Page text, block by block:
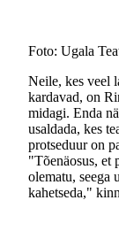
Foto: Ugala
Neile, kes veel
kardavad, on
midagi. Enda
usaldada, kes
protseduur on
"Tõenäosus, et
olematu, seega
kahetseda,"